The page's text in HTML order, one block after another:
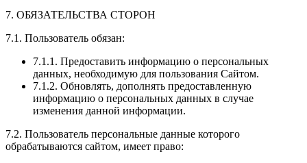
7. ОБЯЗАТЕЛЬСТВА СТОРОН
7.1. Пользователь обязан:
7.1.1. Предоставить информацию о персональных
данных, необходимую для пользования Сайтом.
7.1.2. Обновлять, дополнять предоставленную
информацию о персональных данных в случае
изменения данной информации.
7.2. Пользователь персональные данные которого
обрабатываются сайтом, имеет право: